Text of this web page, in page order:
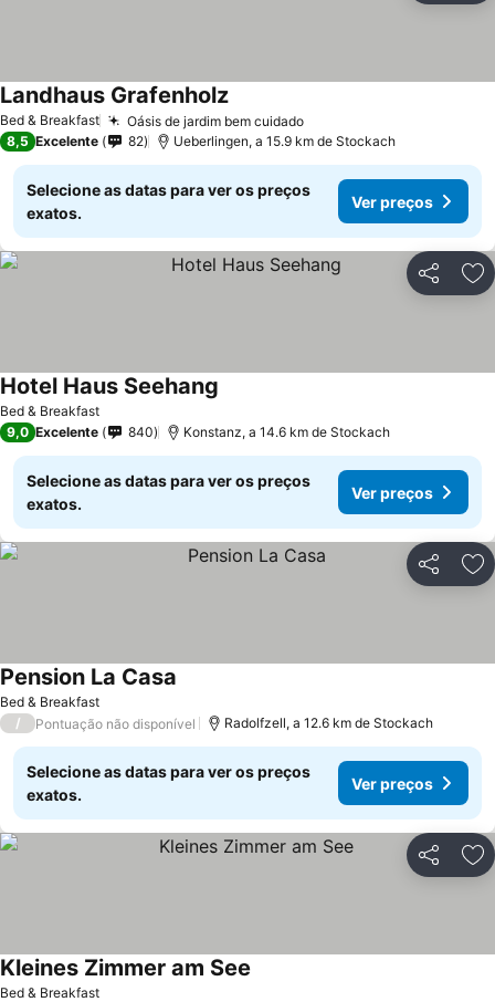
Bed & Breakfast Oásis de jardim bem cuidadoVer preços
Landhaus GrafenholzVer preços
8,5 Excelente 82 Ueberlingen, a 15.9 km de Stockach
Selecione as datas para ver os preços
exatos.
Ver preços
Partilhar
Bed & Breakfast
Hotel Haus Seehang
9,0 Excelente 840 Konstanz, a 14.6 km de Stockach
Selecione as datas para ver os preços
exatos.
Ver preços
Partilhar
Bed & Breakfast
Pension La Casa
/ Pontuação não disponível Radolfzell, a 12.6 km de Stockach
Selecione as datas para ver os preços
exatos.
Ver preços
Partilhar
Bed & Breakfast
Kleines Zimmer am See